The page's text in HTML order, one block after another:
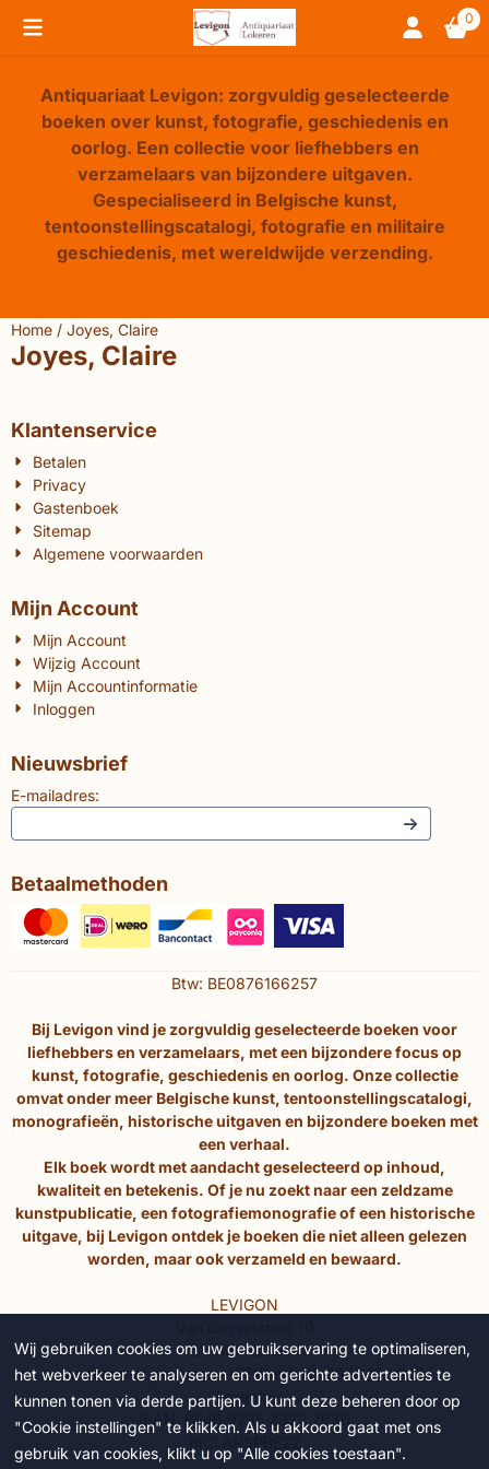
Cookievoorkeuren zijn beschikbaar. Kies instellingen of 0
Antiquariaat Levigon: zorgvuldig geselecteerde
boeken over kunst, fotografie, geschiedenis en
oorlog. Een collectie voor liefhebbers en
verzamelaars van bijzondere uitgaven.
Gespecialiseerd in Belgische kunst,
tentoonstellingscatalogi, fotografie en militaire
geschiedenis, met wereldwijde verzending.
Home / Joyes, Claire
Joyes, Claire
Klantenservice
Betalen
Privacy
Gastenboek
Sitemap
Algemene voorwaarden
Mijn Account
Mijn Account
Wijzig Account
Mijn Accountinformatie
Inloggen
Nieuwsbrief
E-mailadres:
Betaalmethoden
Btw: BE0876166257
Bij Levigon vind je zorgvuldig geselecteerde boeken voor
liefhebbers en verzamelaars, met een bijzondere focus op
kunst, fotografie, geschiedenis en oorlog. Onze collectie
omvat onder meer Belgische kunst, tentoonstellingscatalogi,
monografieën, historische uitgaven en bijzondere boeken met
een verhaal.
Elk boek wordt met aandacht geselecteerd op inhoud,
kwaliteit en betekenis. Of je nu zoekt naar een zeldzame
kunstpublicatie, een fotografiemonografie of een historische
uitgave, bij Levigon ontdek je boeken die niet alleen gelezen
worden, maar ook verzameld en bewaard.
LEVIGON
(B) 9160 Lokeren
ondernemingsnummer (BTW-nr): BE 0876.166.257
Argenta:
IBAN: BE46 9735 2323 7636
Wij gebruiken cookies om uw gebruikservaring te optimaliseren,
het webverkeer te analyseren en om gerichte advertenties te
kunnen tonen via derde partijen. U kunt deze beheren door op
"Cookie instellingen" te klikken. Als u akkoord gaat met ons
gebruik van cookies, klikt u op "Alle cookies toestaan".